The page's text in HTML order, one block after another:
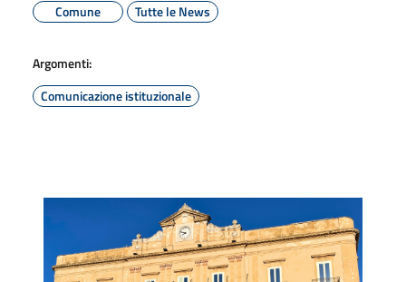
Comune
Tutte le News
Argomenti:
Comunicazione istituzionale